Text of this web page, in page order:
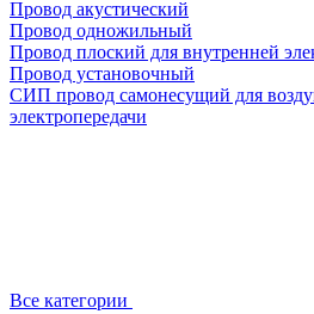
Провод акустический
Провод одножильный
Провод плоский для внутренней
Провод установочный
СИП провод самонесущий для
электропередачи
Все категории